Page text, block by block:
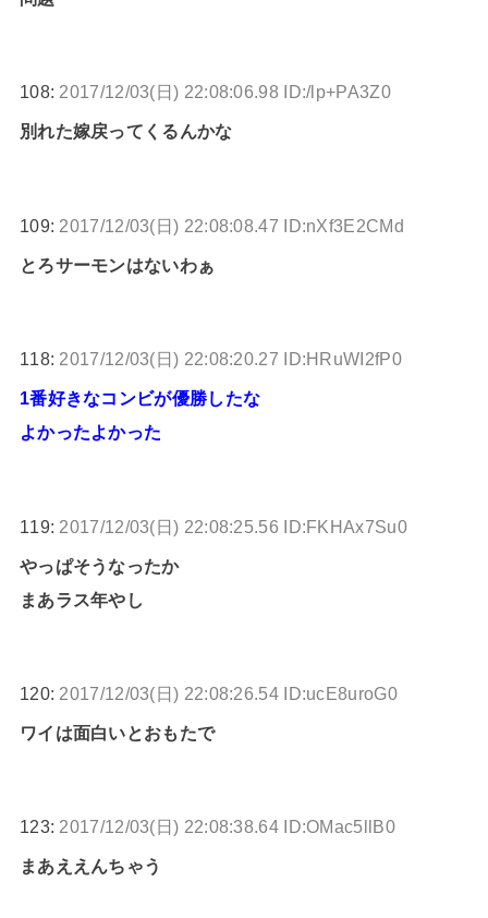
108: 2017/12/03(日) 22:08:06.98 ID:/lp+PA3Z0
別れた嫁戻ってくるんかな
109: 2017/12/03(日) 22:08:08.47 ID:nXf3E2CMd
とろサーモンはないわぁ
118: 2017/12/03(日) 22:08:20.27 ID:HRuWI2fP0
1番好きなコンビが優勝したな
よかったよかった
119: 2017/12/03(日) 22:08:25.56 ID:FKHAx7Su0
やっぱそうなったか
まあラス年やし
120: 2017/12/03(日) 22:08:26.54 ID:ucE8uroG0
ワイは面白いとおもたで
123: 2017/12/03(日) 22:08:38.64 ID:OMac5llB0
まあええんちゃう